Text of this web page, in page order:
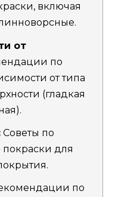
включая
от
по
от типа
(гладкая
Советы по
для
по